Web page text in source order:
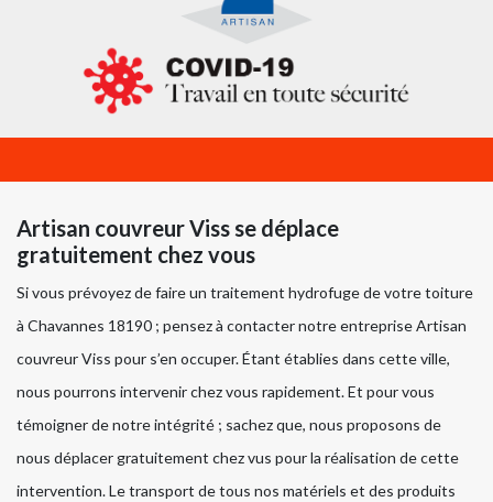
Artisan couvreur Viss se déplace
gratuitement chez vous
Si vous prévoyez de faire un traitement hydrofuge de votre toiture
à Chavannes 18190 ; pensez à contacter notre entreprise Artisan
couvreur Viss pour s’en occuper. Étant établies dans cette ville,
nous pourrons intervenir chez vous rapidement. Et pour vous
témoigner de notre intégrité ; sachez que, nous proposons de
nous déplacer gratuitement chez vus pour la réalisation de cette
intervention. Le transport de tous nos matériels et des produits